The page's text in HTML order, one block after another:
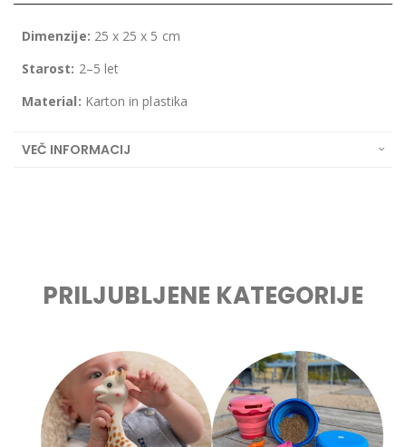
Dimenzije: 25 x 25 x 5 cm
Starost: 2–5 let
Material: Karton in plastika
VEČ INFORMACIJ
PRILJUBLJENE KATEGORIJE